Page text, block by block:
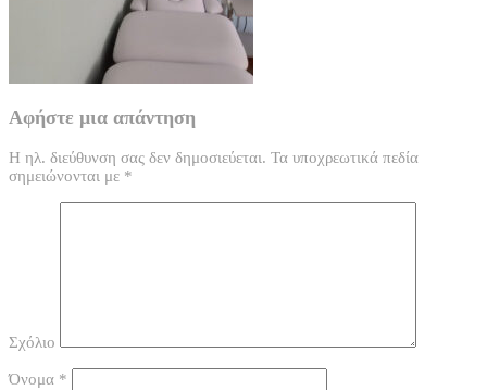
Αφήστε μια απάντηση
Η ηλ. διεύθυνση σας δεν δημοσιεύεται. Τα υποχρεωτικά πεδία
σημειώνονται με *
Σχόλιο
Όνομα *